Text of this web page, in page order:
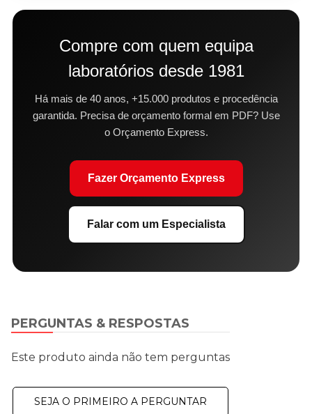
Compre com quem equipa
laboratórios desde 1981
Há mais de 40 anos, +15.000 produtos e procedência
garantida. Precisa de orçamento formal em PDF? Use
o Orçamento Express.
Fazer Orçamento Express
Falar com um Especialista
PERGUNTAS & RESPOSTAS
Este produto ainda não tem perguntas
SEJA O PRIMEIRO A PERGUNTAR